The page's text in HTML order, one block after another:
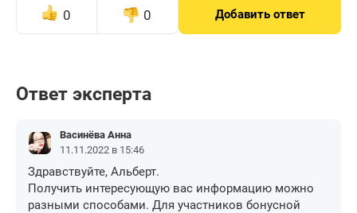
0 0 Добавить ответ
Ответ эксперта
Васинёва Анна
11.11.2022 в 15:46
Здравствуйте, Альберт.
Получить интересующую вас информацию можно
разными способами. Для участников бонусной